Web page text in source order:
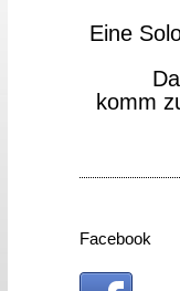
Eine
komm
Facebook